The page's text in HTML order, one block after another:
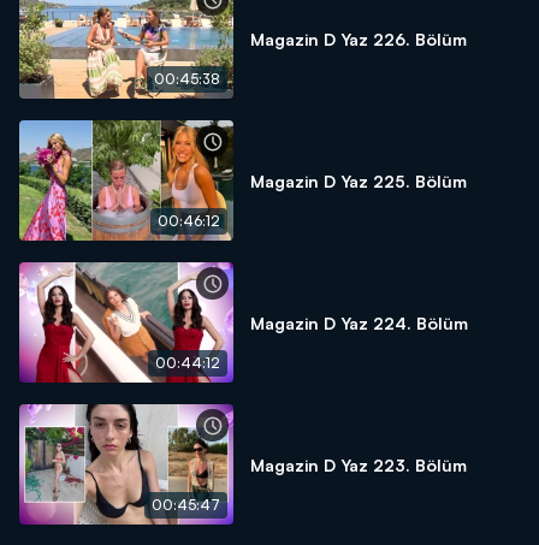
00:45:38
Magazin D Yaz 226. Bölüm
00:46:12
Magazin D Yaz 225. Bölüm
00:44:12
Magazin D Yaz 224. Bölüm
00:45:47
Magazin D Yaz 223. Bölüm